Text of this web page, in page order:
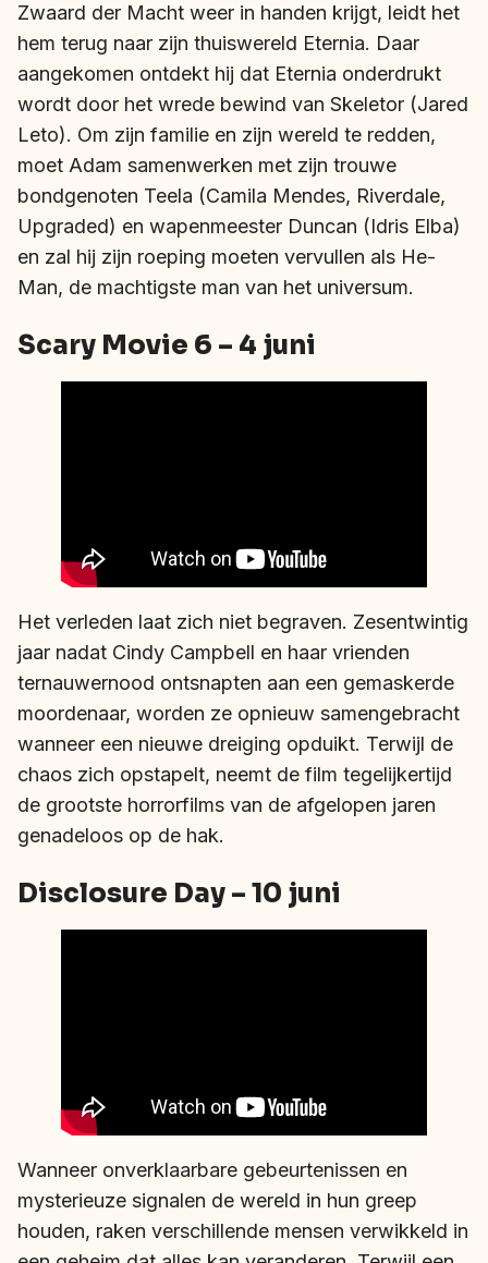
Zwaard der Macht weer in handen krijgt, leidt het
hem terug naar zijn thuiswereld Eternia. Daar
aangekomen ontdekt hij dat Eternia onderdrukt
wordt door het wrede bewind van Skeletor (Jared
Leto). Om zijn familie en zijn wereld te redden,
moet Adam samenwerken met zijn trouwe
bondgenoten Teela (Camila Mendes, Riverdale,
Upgraded) en wapenmeester Duncan (Idris Elba)
en zal hij zijn roeping moeten vervullen als He-
Man, de machtigste man van het universum.
Scary Movie 6 – 4 juni
Het verleden laat zich niet begraven. Zesentwintig
jaar nadat Cindy Campbell en haar vrienden
ternauwernood ontsnapten aan een gemaskerde
moordenaar, worden ze opnieuw samengebracht
wanneer een nieuwe dreiging opduikt. Terwijl de
chaos zich opstapelt, neemt de film tegelijkertijd
de grootste horrorfilms van de afgelopen jaren
genadeloos op de hak.
Disclosure Day – 10 juni
Wanneer onverklaarbare gebeurtenissen en
mysterieuze signalen de wereld in hun greep
houden, raken verschillende mensen verwikkeld in